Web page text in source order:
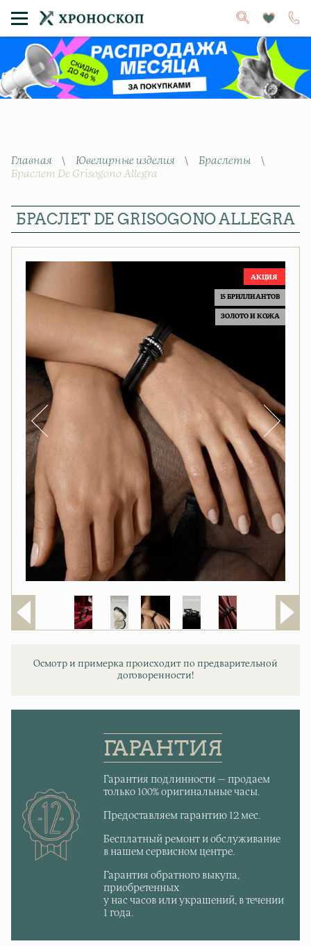
Главная \ Ювелирные изделия \ Браслеты \
Браслет De Grisogono Allegra
БРАСЛЕТ DE GRISOGONO ALLEGRA
15 БРИЛЛИАНТОВ
ЗОЛОТО И КОЖА
Осмотр и примерка происходит по предварительной
договоренности!
ГАРАНТИЯ
Гарантия подлинности — продаем
только 100% оригинальные часы.
Предоставляем гарантию 12 мес.
Бесплатный ремонт и обслуживание
в нашем сервисном центре.
Гарантия обратного выкупа,
приобретенных
у нас часов или украшений, в течении
1 года.